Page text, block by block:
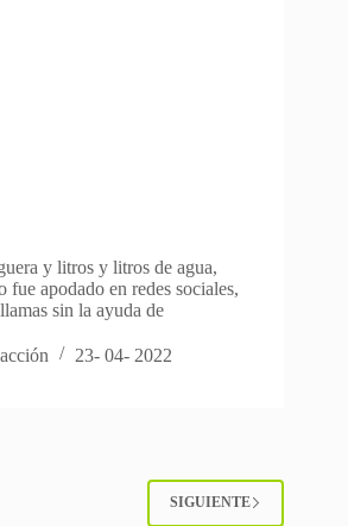
y litros y litros de agua,
fue apodado en redes sociales,
sin la ayuda de
23- 04- 2022
SIGUIENTE